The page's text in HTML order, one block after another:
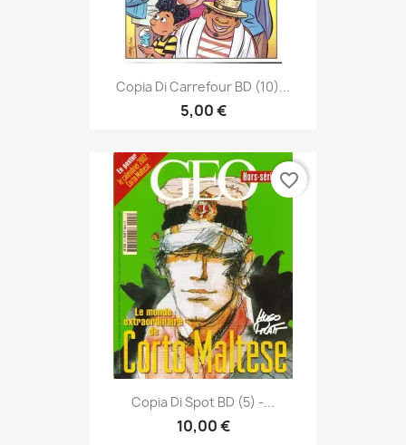
Copia Di Carrefour BD (10)...
5,00 €
Copia Di Spot BD (5) -...
10,00 €
favorite_border